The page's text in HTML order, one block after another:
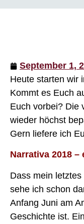
September 1,
Heute starten wir
Kommt es Euch
Euch vorbei? Die
wieder höchst
Gern liefere ich
Narrativa 2018
Dass mein
sehe ich schon
Anfang Juni am
Geschichte ist.